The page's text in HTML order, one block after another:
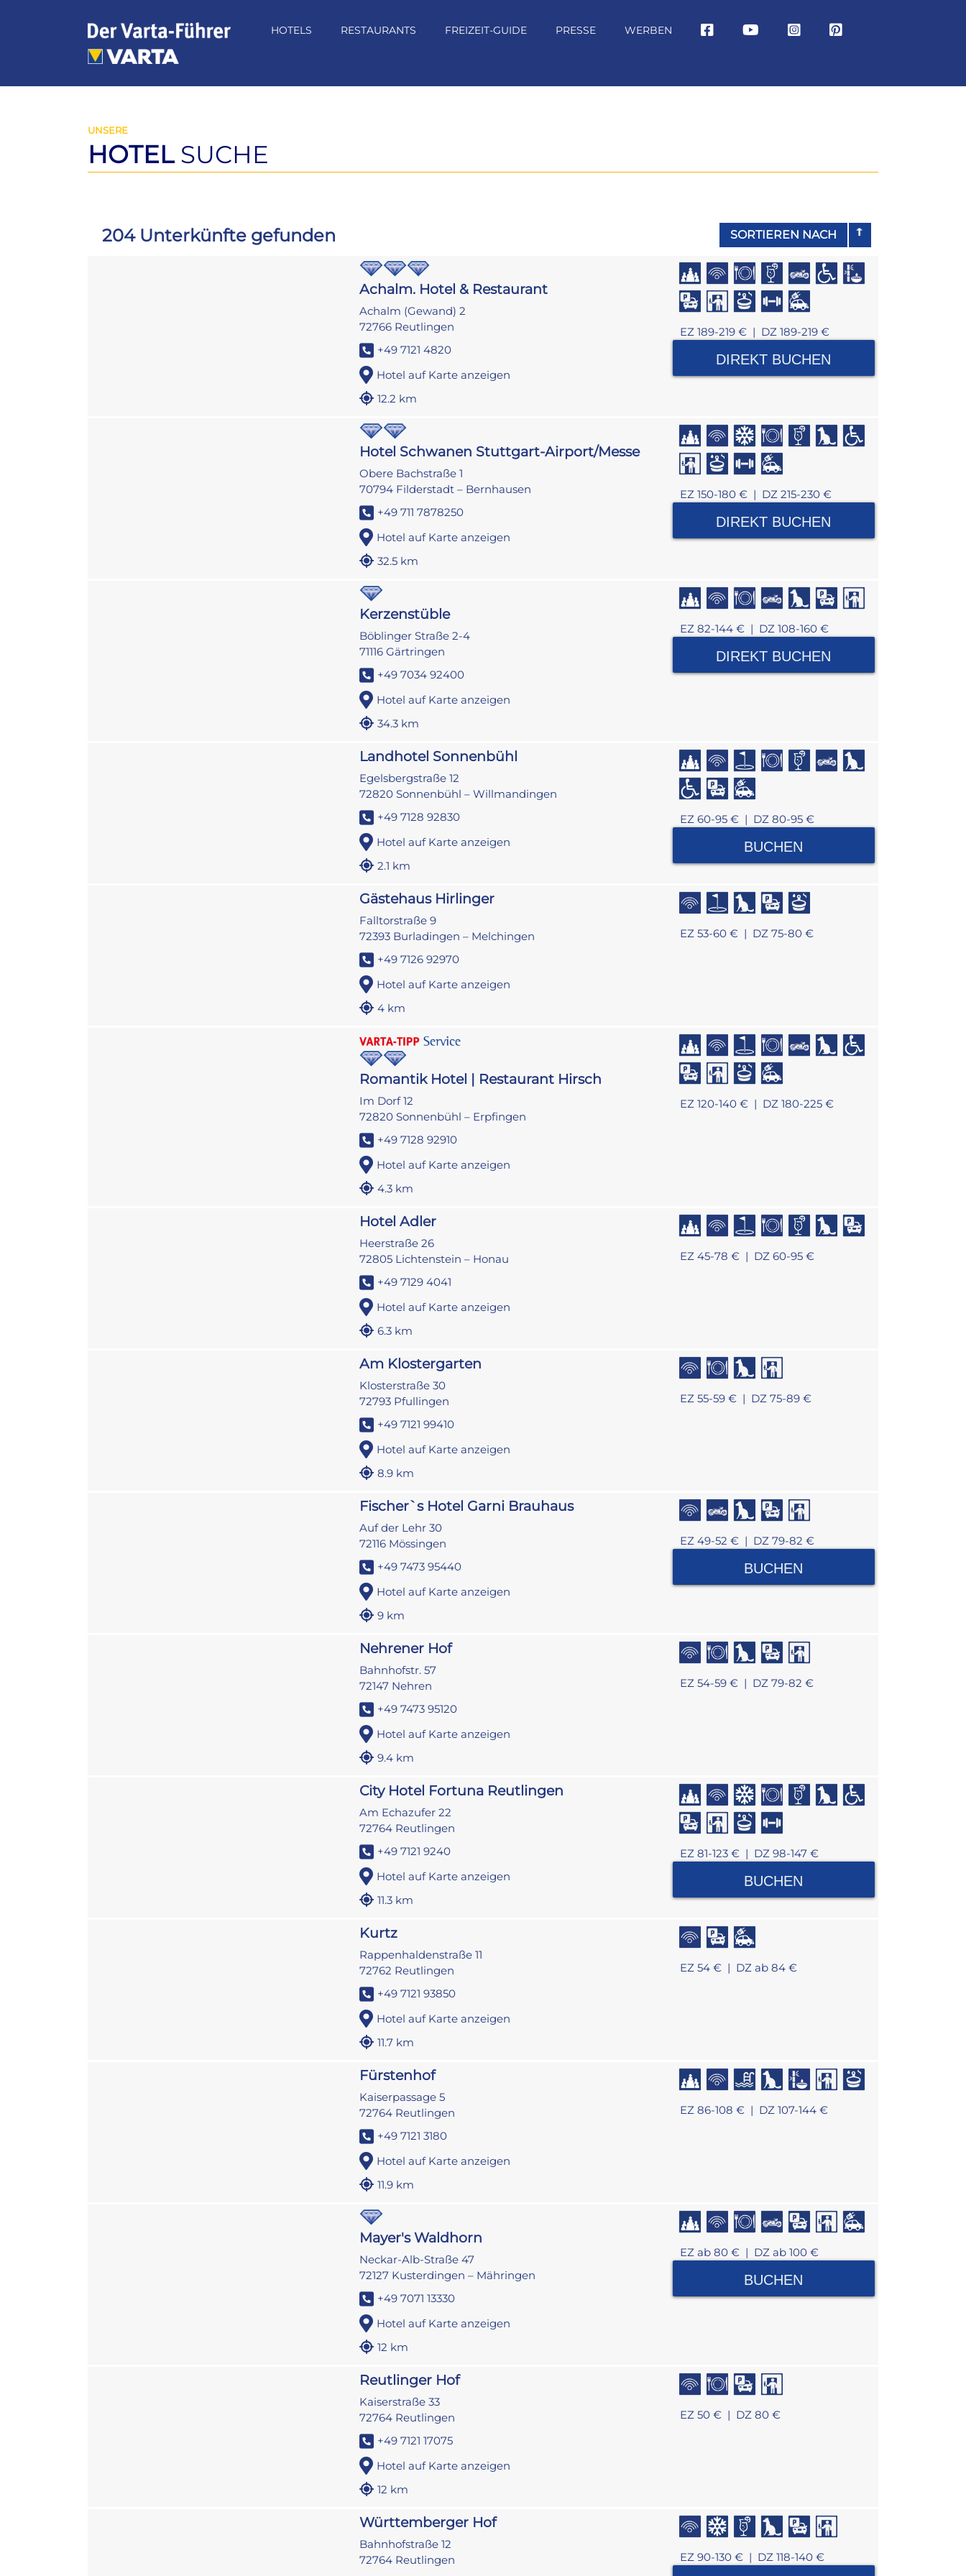
HOTELS RESTAURANTS FREIZEIT-GUIDE PRESSE WERBEN
UNSERE
HOTELSUCHE
204 Unterkünfte gefunden SORTIEREN NACH
Achalm. Hotel & Restaurant
Achalm (Gewand) 2
72766 Reutlingen
+49 7121 4820
Hotel auf Karte anzeigen
12.2 km
EZ 189-219 € | DZ 189-219 €
DIREKT BUCHEN
Hotel Schwanen Stuttgart-Airport/Messe
Obere Bachstraße 1
70794 Filderstadt – Bernhausen
+49 711 7878250
Hotel auf Karte anzeigen
32.5 km
EZ 150-180 € | DZ 215-230 €
DIREKT BUCHEN
Kerzenstüble
Böblinger Straße 2-4
71116 Gärtringen
+49 7034 92400
Hotel auf Karte anzeigen
34.3 km
EZ 82-144 € | DZ 108-160 €
DIREKT BUCHEN
Landhotel Sonnenbühl
Egelsbergstraße 12
72820 Sonnenbühl – Willmandingen
+49 7128 92830
Hotel auf Karte anzeigen
2.1 km
EZ 60-95 € | DZ 80-95 €
BUCHEN
Gästehaus Hirlinger
Falltorstraße 9
72393 Burladingen – Melchingen
+49 7126 92970
Hotel auf Karte anzeigen
4 km
EZ 53-60 € | DZ 75-80 €
Romantik Hotel | Restaurant Hirsch
Im Dorf 12
72820 Sonnenbühl – Erpfingen
+49 7128 92910
Hotel auf Karte anzeigen
4.3 km
EZ 120-140 € | DZ 180-225 €
Hotel Adler
Heerstraße 26
72805 Lichtenstein – Honau
+49 7129 4041
Hotel auf Karte anzeigen
6.3 km
EZ 45-78 € | DZ 60-95 €
Am Klostergarten
Klosterstraße 30
72793 Pfullingen
+49 7121 99410
Hotel auf Karte anzeigen
8.9 km
EZ 55-59 € | DZ 75-89 €
Fischer`s Hotel Garni Brauhaus
Auf der Lehr 30
72116 Mössingen
+49 7473 95440
Hotel auf Karte anzeigen
9 km
EZ 49-52 € | DZ 79-82 €
BUCHEN
Nehrener Hof
Bahnhofstr. 57
72147 Nehren
+49 7473 95120
Hotel auf Karte anzeigen
9.4 km
EZ 54-59 € | DZ 79-82 €
City Hotel Fortuna Reutlingen
Am Echazufer 22
72764 Reutlingen
+49 7121 9240
Hotel auf Karte anzeigen
11.3 km
EZ 81-123 € | DZ 98-147 €
BUCHEN
Kurtz
Rappenhaldenstraße 11
72762 Reutlingen
+49 7121 93850
Hotel auf Karte anzeigen
11.7 km
EZ 54 € | DZ ab 84 €
Fürstenhof
Kaiserpassage 5
72764 Reutlingen
+49 7121 3180
Hotel auf Karte anzeigen
11.9 km
EZ 86-108 € | DZ 107-144 €
Mayer's Waldhorn
Neckar-Alb-Straße 47
72127 Kusterdingen – Mähringen
+49 7071 13330
Hotel auf Karte anzeigen
12 km
EZ ab 80 € | DZ ab 100 €
BUCHEN
Reutlinger Hof
Kaiserstraße 33
72764 Reutlingen
+49 7121 17075
Hotel auf Karte anzeigen
12 km
EZ 50 € | DZ 80 €
Württemberger Hof
Bahnhofstraße 12
72764 Reutlingen
EZ 90-130 € | DZ 118-140 €